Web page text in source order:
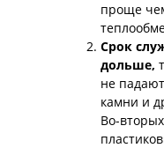
проще
Срок
дольше,
не
камни и
Во-